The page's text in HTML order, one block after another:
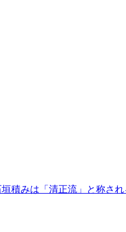
積みは「清正流」と称さ